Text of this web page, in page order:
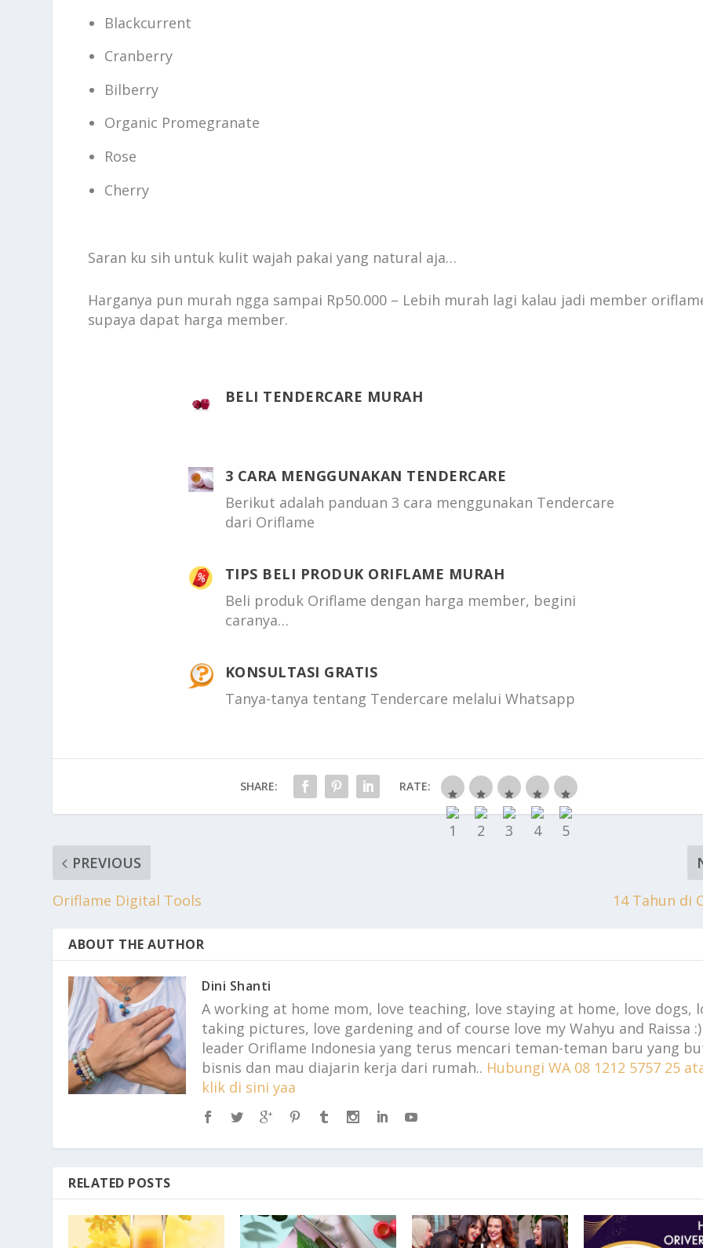
Blackcurrent
Cranberry
Bilberry
Organic Promegranate
Rose
Cherry
Saran ku sih untuk kulit wajah pakai yang natural aja…
Harganya pun murah ngga sampai Rp50.000 – Lebih murah lagi kalau jadi member
supaya dapat harga member.
BELI TENDERCARE MURAH
3 CARA MENGGUNAKAN TENDERCARE
Berikut adalah panduan 3 cara menggunakan Tendercare
dari Oriflame
TIPS BELI PRODUK ORIFLAME MURAH
Beli produk Oriflame dengan harga member, begini
caranya…
KONSULTASI GRATIS
Tanya-tanya tentang Tendercare melalui Whatsapp
SHARE: RATE:
PREVIOUS
Oriflame Digital Tools
14 Tahun di
ABOUT THE AUTHOR
Dini Shanti
A working at home mom, love teaching, love staying at home, love dogs,
taking pictures, love gardening and of course love my Wahyu and Raissa
leader Oriflame Indonesia yang terus mencari teman-teman baru yang
bisnis dan mau diajarin kerja dari rumah.. Hubungi WA 08 1212 5757 25
klik di sini yaa
RELATED POSTS